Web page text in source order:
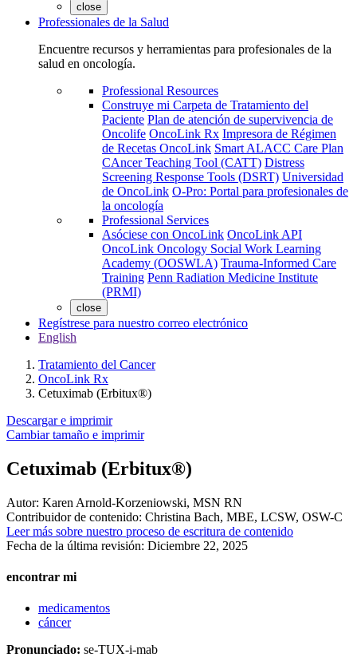
close
Professionales de la Salud
Encuentre recursos y herramientas para profesionales de la
salud en oncología.
Professional Resources
Construye mi Carpeta de Tratamiento del
Paciente Plan de atención de supervivencia de
Oncolife OncoLink Rx Impresora de Régimen
de Recetas OncoLink Smart ALACC Care Plan
CAncer Teaching Tool (CATT) Distress
Screening Response Tools (DSRT) Universidad
de OncoLink O-Pro: Portal para profesionales de
la oncología
Professional Services
Asóciese con OncoLink OncoLink API
OncoLink Oncology Social Work Learning
Academy (OOSWLA) Trauma-Informed Care
Training Penn Radiation Medicine Institute
(PRMI)
close
Regístrese para nuestro correo electrónico
English
Tratamiento del Cancer
OncoLink Rx
Cetuximab (Erbitux®)
Descargar e imprimir
Cambiar tamaño e imprimir
Cetuximab (Erbitux®)
Autor: Karen Arnold-Korzeniowski, MSN RN
Contribuidor de contenido: Christina Bach, MBE, LCSW, OSW-C
Leer más sobre nuestro proceso de escritura de contenido
Fecha de la última revisión: Diciembre 22, 2025
encontrar mi
medicamentos
cáncer
Pronunciado: se-TUX-i-mab